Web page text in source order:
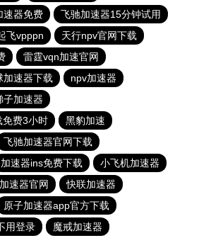
速器免费
飞驰加速器15分钟试用
飞vpppn
天行npv官网下载
雷霆vqn加速官网
加速器下载
npv加速器
子加速器
免费3小时
黑豹加速
飞驰加速器官网下载
加速器ins免费下载
小飞机加速器
速器官网
快联加速器
原子加速器app官方下载
用登录
魔戒加速器